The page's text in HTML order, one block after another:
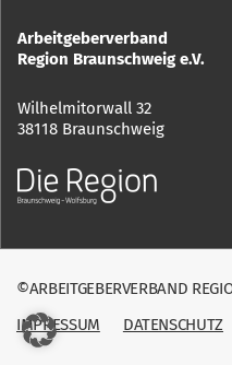
Arbeitgeberverband
Region Braunschweig e.V.
Wilhelmitorwall 32
38118 Braunschweig
©ARBEITGEBERVERBAND
IMPRESSUM
DATENSCHUTZ